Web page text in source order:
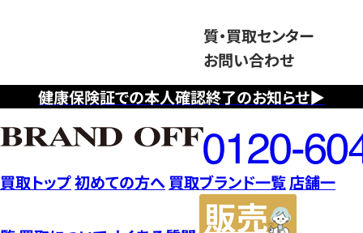
健康保険証での本人確認終了のお知らせ▶
質・買取センター
お問い合わせ
フ
リ
ー
ダ
イ
ヤ
買取トップ初めての方へ 買取ブランド一覧店舗一